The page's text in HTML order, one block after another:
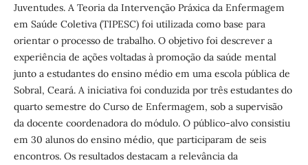
Juventudes. A Teoria da Intervenção Práxica da Enfermagem
em Saúde Coletiva (TIPESC) foi utilizada como base para
orientar o processo de trabalho. O objetivo foi descrever a
experiência de ações voltadas à promoção da saúde mental
junto a estudantes do ensino médio em uma escola pública de
Sobral, Ceará. A iniciativa foi conduzida por três estudantes do
quarto semestre do Curso de Enfermagem, sob a supervisão
da docente coordenadora do módulo. O público-alvo consistiu
em 30 alunos do ensino médio, que participaram de seis
encontros. Os resultados destacam a relevância da